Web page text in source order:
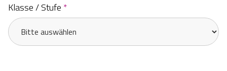
Klasse / Stufe *